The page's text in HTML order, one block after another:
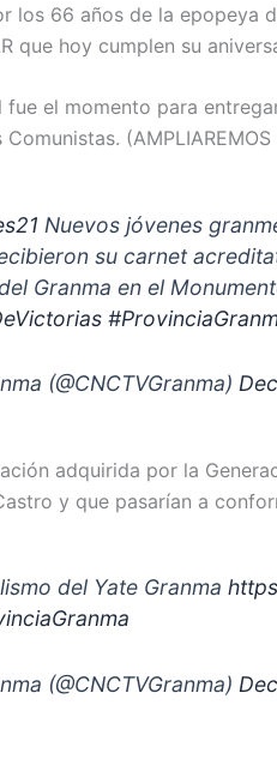
los 66 años de la epopeya
que hoy cumplen su
el momento para
(AMPLIAREMOS
Nuevos jóvenes
su carnet
Granma en el
(@CNCTVGranma)
adquirida por la
y que pasarían a
del Yate Granma
(@CNCTVGranma)